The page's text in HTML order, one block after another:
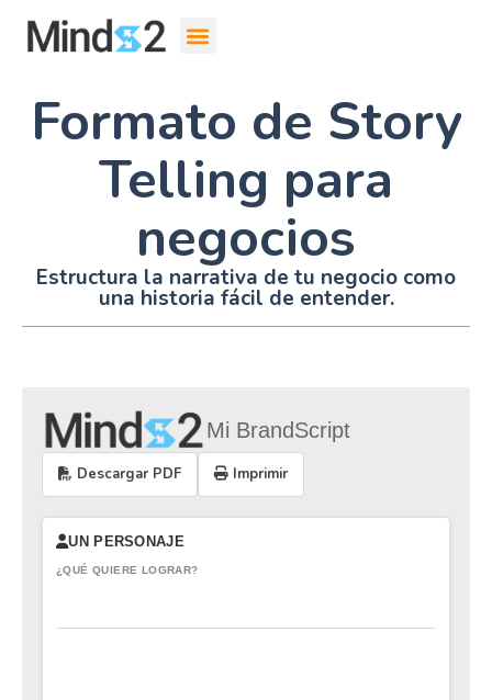
Formato de Story
Telling para
negocios
Estructura la narrativa de tu negocio como
una historia fácil de entender.
Mi BrandScript
Descargar PDF Imprimir
UN PERSONAJE
¿QUÉ QUIERE LOGRAR?